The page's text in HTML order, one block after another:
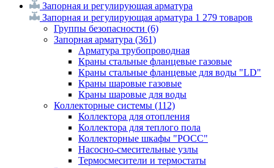
Запорная и регулирующая арматура
Запорная и регулирующая арматура 1 279 товаров
Группы безопасности (6)
Запорная арматура (361)
Арматура трубопроводная
Краны стальные фланцевые газовые
Краны стальные фланцевые для воды "LD"
Краны шаровые газовые
Краны шаровые для воды
Коллекторные системы (112)
Коллектора для отопления
Коллектора для теплого пола
Коллекторные шкафы "РОСС"
Насосно-смесительные узлы
Термосмесители и термостаты